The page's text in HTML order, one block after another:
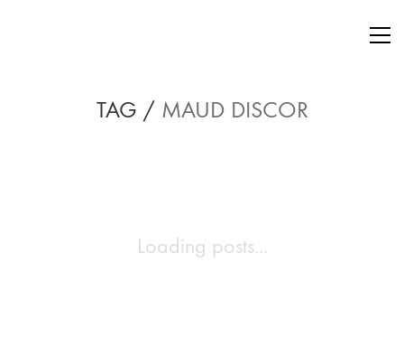
TAG / MAUD DISCOR
Loading posts...